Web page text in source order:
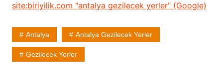
site:biriyilik.com "antalya gezilecek yerler" (Google)
Antalya Antalya Gezilecek Yerler
Gezilecek Yerler